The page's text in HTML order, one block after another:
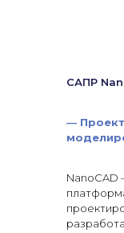
САПР
—
NanoCAD